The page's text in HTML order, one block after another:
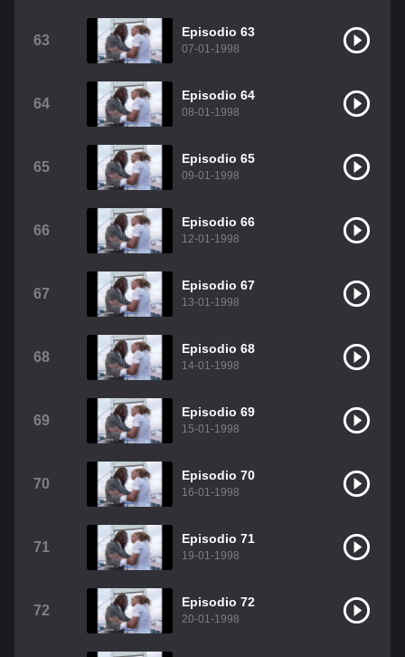
63
Episodio 63
07-01-1998
64
Episodio 64
08-01-1998
65
Episodio 65
09-01-1998
66
Episodio 66
12-01-1998
67
Episodio 67
13-01-1998
68
Episodio 68
14-01-1998
69
Episodio 69
15-01-1998
70
Episodio 70
16-01-1998
71
Episodio 71
19-01-1998
72
Episodio 72
20-01-1998